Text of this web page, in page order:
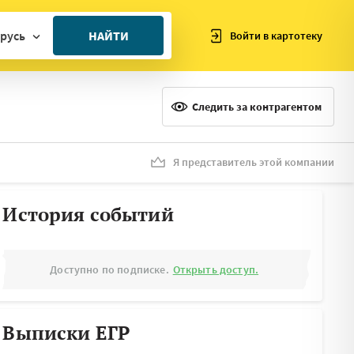
НАЙТИ Войти в картотеку
Следить за контрагентом
Я представитель этой компании
История событий
Доступно по подписке. Открыть доступ.
Выписки ЕГР